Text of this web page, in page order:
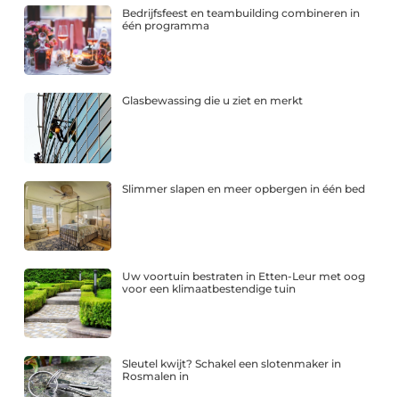
Bedrijfsfeest en teambuilding combineren in
één programma
Glasbewassing die u ziet en merkt
Slimmer slapen en meer opbergen in één bed
Uw voortuin bestraten in Etten-Leur met oog
voor een klimaatbestendige tuin
Sleutel kwijt? Schakel een slotenmaker in
Rosmalen in